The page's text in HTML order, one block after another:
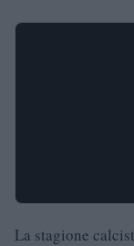
La stagione